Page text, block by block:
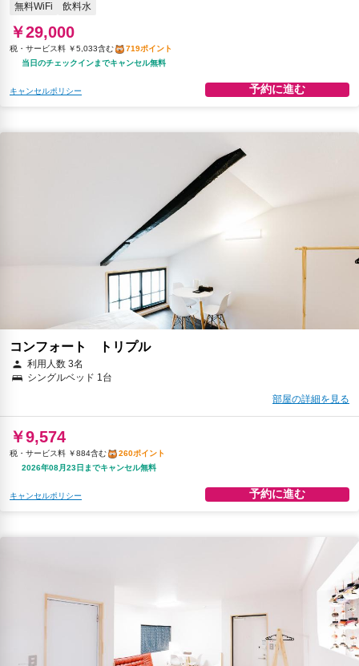
無料WiFi 飲料水
￥29,000
税・サービス料 ￥5,033含む
719ポイント
当日のチェックインまでキャンセル無料
キャンセルポリシー 予約に進む
コンフォート トリプル
利用人数 3名
シングルベッド 1台
部屋の詳細を見る
￥9,574
税・サービス料 ￥884含む
260ポイント
2026年08月23日までキャンセル無料
キャンセルポリシー 予約に進む